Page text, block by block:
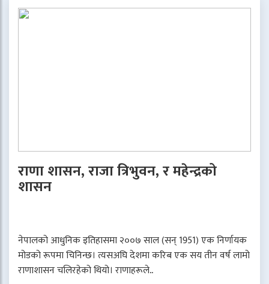
राणा शासन, राजा त्रिभुवन, र महेन्द्रको
शासन
नेपालको आधुनिक इतिहासमा २००७ साल (सन् 1951) एक निर्णायक
मोडको रूपमा चिनिन्छ। त्यसअघि देशमा करिब एक सय तीन वर्ष लामो
राणाशासन चलिरहेको थियो। राणाहरूले..